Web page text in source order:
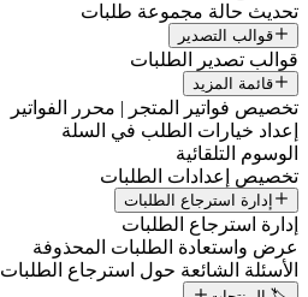
تحديث حالة مجموعة طلبات
قوالب التصدير
قوالب تصدير الطلبات
قائمة المزيد
تخصيص فواتير المتجر | محرر الفواتير
إعداد خيارات الطلب في السلة
الوسوم التلقائية
تخصيص إعدادات الطلبات
إدارة استرجاع الطلبات
إدارة استرجاع الطلبات
عرض واستعادة الطلبات المحذوفة
الأسئلة الشائعة حول استرجاع الطلبات